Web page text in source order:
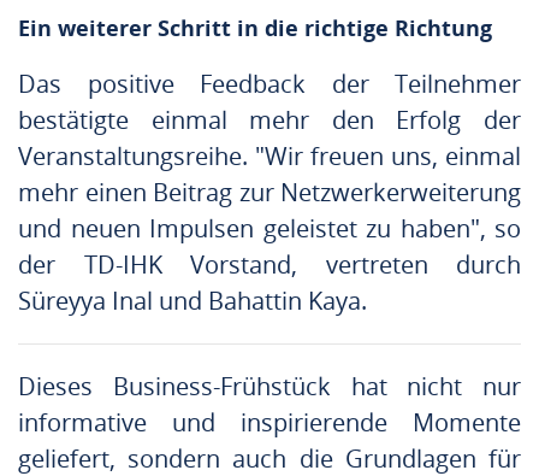
Ein weiterer Schritt in die richtige Richtung
Das positive Feedback der Teilnehmer
bestätigte einmal mehr den Erfolg der
Veranstaltungsreihe. "Wir freuen uns, einmal
mehr einen Beitrag zur Netzwerkerweiterung
und neuen Impulsen geleistet zu haben", so
der TD-IHK Vorstand, vertreten durch
Süreyya Inal und Bahattin Kaya.
Dieses Business-Frühstück hat nicht nur
informative und inspirierende Momente
geliefert, sondern auch die Grundlagen für